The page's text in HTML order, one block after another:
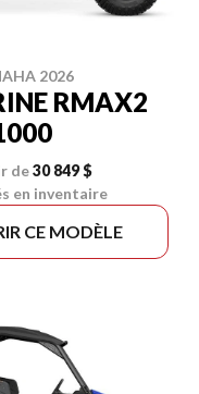
2026
RMAX2
de30 849 $
en inventaire
CE MODÈLE